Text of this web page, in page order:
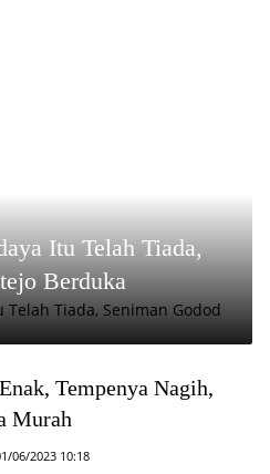
Itu Telah Tiada,
Berduka
Tempenya Nagih,
Murah
06/2023 10:18